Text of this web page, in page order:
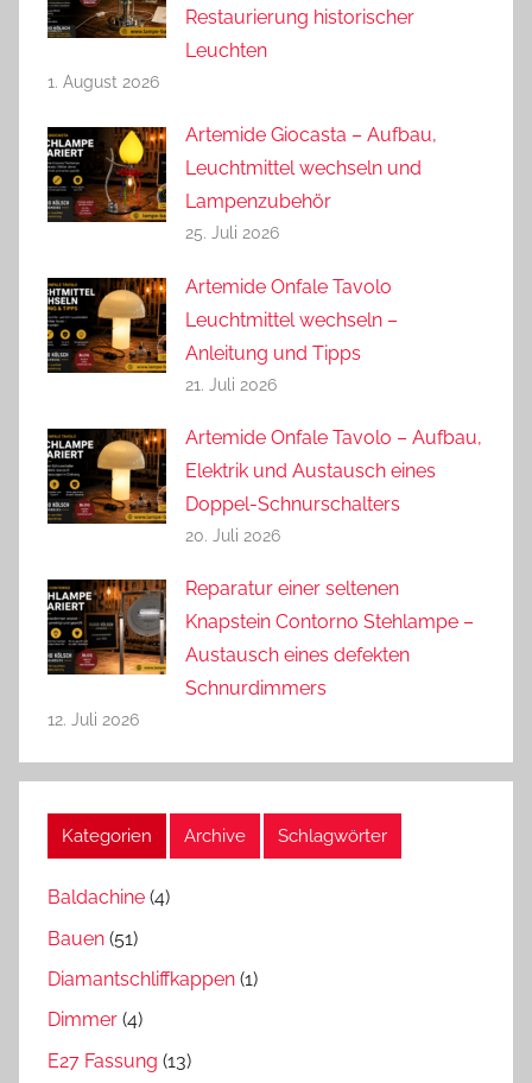
Restaurierung historischer
Leuchten
1. August 2026
Artemide Giocasta – Aufbau,
Leuchtmittel wechseln und
Lampenzubehör
25. Juli 2026
Artemide Onfale Tavolo
Leuchtmittel wechseln –
Anleitung und Tipps
21. Juli 2026
Artemide Onfale Tavolo – Aufbau,
Elektrik und Austausch eines
Doppel-Schnurschalters
20. Juli 2026
Reparatur einer seltenen
Knapstein Contorno Stehlampe –
Austausch eines defekten
Schnurdimmers
12. Juli 2026
Kategorien Archive Schlagwörter
Baldachine (4)
Bauen (51)
Diamantschliffkappen (1)
Dimmer (4)
E27 Fassung (13)